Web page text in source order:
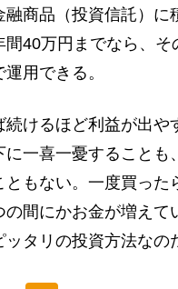
融商品（投資信託）に
間40万円までなら、そ
用できる。
けるほど利益が出や
に一喜一憂することも
ともない。一度買った
の間にかお金が増えて
タリの投資方法なの